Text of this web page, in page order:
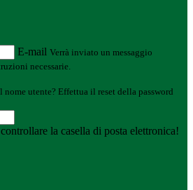
E-mail Verrà inviato un messaggio
necessarie.
nome utente? Effettua il reset della password
la casella di posta elettronica!